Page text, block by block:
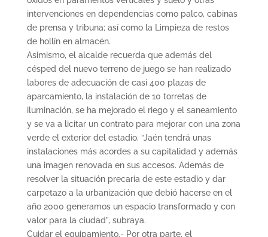
intervenciones en dependencias como palco, cabinas
de prensa y tribuna; así como la Limpieza de restos
de hollín en almacén.
Asimismo, el alcalde recuerda que además del
césped del nuevo terreno de juego se han realizado
labores de adecuación de casi 400 plazas de
aparcamiento, la instalación de 10 torretas de
iluminación, se ha mejorado el riego y el saneamiento
y se va a licitar un contrato para mejorar con una zona
verde el exterior del estadio. “Jaén tendrá unas
instalaciones más acordes a su capitalidad y además
una imagen renovada en sus accesos. Además de
resolver la situación precaria de este estadio y dar
carpetazo a la urbanización que debió hacerse en el
año 2000 generamos un espacio transformado y con
valor para la ciudad”, subraya.
Cuidar el equipamiento.- Por otra parte, el